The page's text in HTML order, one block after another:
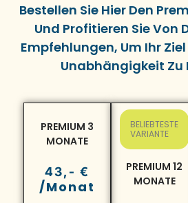
Bestellen Sie Hier Den
Und Profitieren Sie Von
Empfehlungen, Um Ihr
Unabhängigkeit Zu
PREMIUM 3
MONATE
43,- €
/Monat
BELIEBTESTE
VARIANTE
PREMIUM 12
MONATE